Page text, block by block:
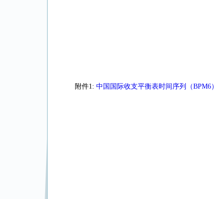
附件1: 中国国际收支平衡表时间序列（BPM6）